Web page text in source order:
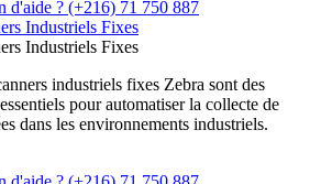
d'aide ? (+216) 71 750 887
Industriels Fixes
Industriels Fixes
industriels fixes Zebra sont des
pour automatiser la collecte de
dans les environnements industriels.